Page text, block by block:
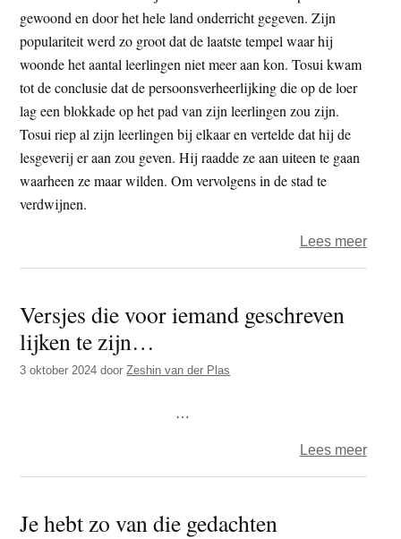
gewoond en door het hele land onderricht gegeven. Zijn
populariteit werd zo groot dat de laatste tempel waar hij
woonde het aantal leerlingen niet meer aan kon. Tosui kwam
tot de conclusie dat de persoonsverheerlijking die op de loer
lag een blokkade op het pad van zijn leerlingen zou zijn.
Tosui riep al zijn leerlingen bij elkaar en vertelde dat hij de
lesgeverij er aan zou geven. Hij raadde ze aan uiteen te gaan
waarheen ze maar wilden. Om vervolgens in de stad te
verdwijnen.
Lees meerover
Versjes die voor iemand geschreven
lijken te zijn…
3 oktober 2024 doorZeshin van der Plas
…
Lees meerover
Je hebt zo van die gedachten